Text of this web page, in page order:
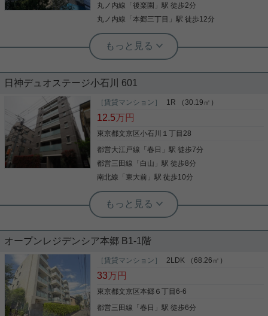
っており、とても充実しています。忙しい朝でも鏡
を見ながらサッと身支度を整えることができる洗面
化粧台があります。引越し費用を抑えられる礼金不
要のマンションです。文京区エリアでの新生活をご
検討の方に、素敵な暮らしを当社のスタッフが全力
でサポート致します。都営大江戸線春日付近の情報
実用春日ホーム 春日町店 宮﨑由実
単身赴任向け、家具家電付き、フロン
トサービス、礼金なし、更新料なし
☆ 家具家電付きなので引っ越し後、すぐに快適な生
活がスタートできます！ 朝・夕の食事サービスなど
ださい！
写真(9)
丸ノ内線 「後楽園 」駅 徒歩2分
丸ノ内線 「本郷三丁目 」駅 徒歩12分
実用春日ホーム 西片店 ルームアドバイザー
宅配ボックス 防犯カメラ LDK15帖以
春日ホーム株式会社 西片店 TEL：03-5684-0805
写真(9)
日神デュオステージ小石川 601
［賃貸マンション］ 1R （30.19㎡）
12.5万円
東京都文京区小石川１丁目28
都営大江戸線 「春日 」駅 徒歩7分
都営三田線 「 白山 」駅 徒歩8分
南北線 「 東大前 」駅 徒歩10分
後楽園店（実用後楽園ホーム株式会社） 志熊威望
☆30㎡超えの広々ワンルーム☆最上階
☆角部屋☆
クイーンズ伊勢丹 小石川店まで150mです。ワンル
ームの物件はオシャレで広さのある物件がニーズが
高いです。室内設備は洗面所独立・浴室乾燥機など
宅配ボックスを設置しているため、家で何時間も待
オープンレジデンシア本郷 B1-1階
［賃貸マンション］ 2LDK （68.26㎡）
33万円
東京都文京区本郷６丁目6-6
都営三田線 「春日 」駅 徒歩6分